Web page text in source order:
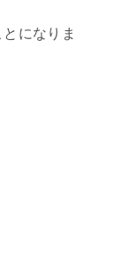
になりま